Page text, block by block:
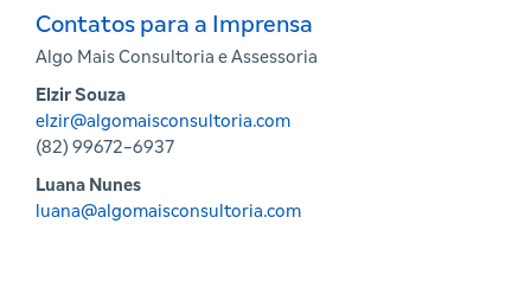
Contatos para a Imprensa
Algo Mais Consultoria e Assessoria
Elzir Souza
elzir@algomaisconsultoria.com
(82) 99672-6937
Luana Nunes
luana@algomaisconsultoria.com